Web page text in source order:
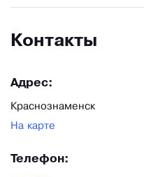
Контакты
Адрес:
Краснознаменск
На карте
Телефон: